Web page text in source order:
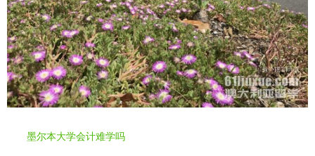
墨尔本大学会计难学吗